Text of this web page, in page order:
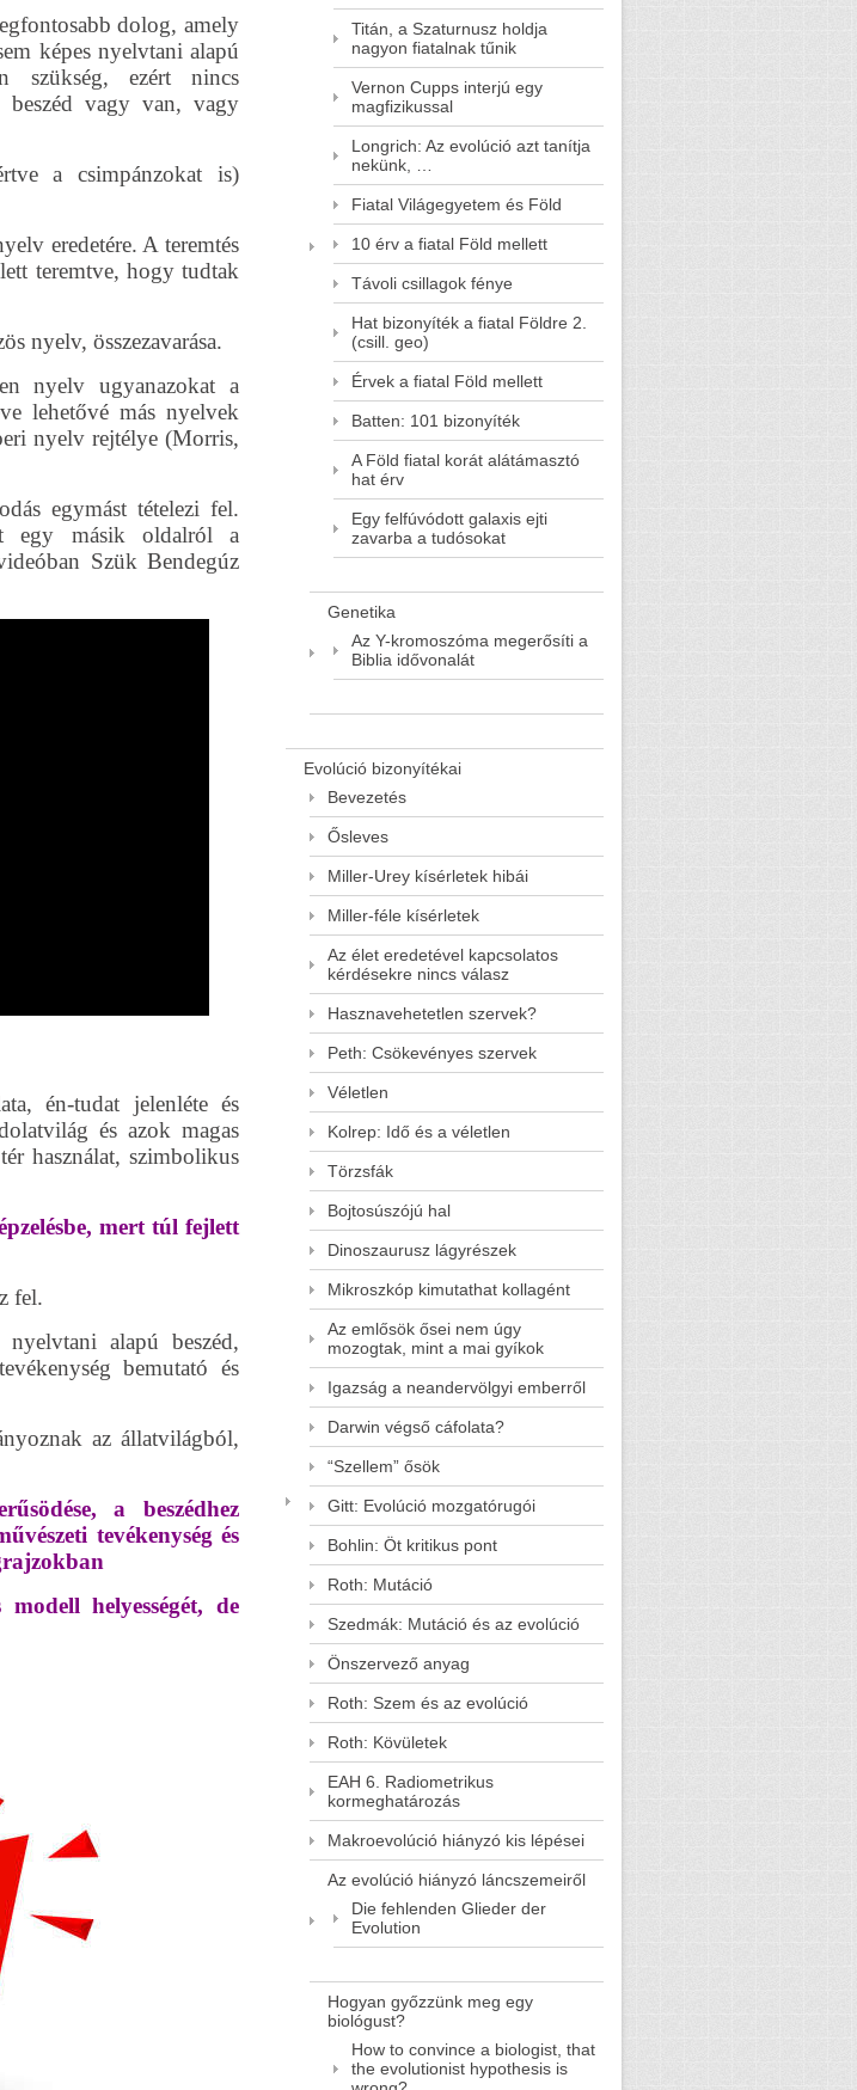
dolog, amely
képes nyelvtani alapú
szükség, ezért nincs
beszéd vagy van, vagy
a csimpánzokat is)
eredetére. A teremtés
teremtve, hogy tudtak
nyelv, összezavarása.
nyelv ugyanazokat a
lehetővé más nyelvek
nyelv rejtélye (Morris,
egymást tételezi fel.
egy másik oldalról a
Szük Bendegúz
én-tudat jelenléte és
és azok magas
használat, szimbolikus
mert túl fejlett
fel.
alapú beszéd,
bemutató és
az állatvilágból,
a beszédhez
tevékenység és
helyességét, de
Titán, a Szaturnusz holdja
nagyon fiatalnak tűnik
Vernon Cupps interjú egy
magfizikussal
Longrich: Az evolúció azt tanítja
nekünk, …
Fiatal Világegyetem és Föld
10 érv a fiatal Föld mellett
Távoli csillagok fénye
Hat bizonyíték a fiatal Földre 2.
(csill. geo)
Érvek a fiatal Föld mellett
Batten: 101 bizonyíték
A Föld fiatal korát alátámasztó
hat érv
Egy felfúvódott galaxis ejti
zavarba a tudósokat
Genetika
Az Y-kromoszóma megerősíti a
Biblia idővonalát
Evolúció bizonyítékai
Bevezetés
Ősleves
Miller-Urey kísérletek hibái
Miller-féle kísérletek
Az élet eredetével kapcsolatos
kérdésekre nincs válasz
Hasznavehetetlen szervek?
Peth: Csökevényes szervek
Véletlen
Kolrep: Idő és a véletlen
Törzsfák
Bojtosúszójú hal
Dinoszaurusz lágyrészek
Mikroszkóp kimutathat kollagént
Az emlősök ősei nem úgy
mozogtak, mint a mai gyíkok
Igazság a neandervölgyi emberről
Darwin végső cáfolata?
“Szellem” ősök
Gitt: Evolúció mozgatórugói
Bohlin: Öt kritikus pont
Roth: Mutáció
Szedmák: Mutáció és az evolúció
Önszervező anyag
Roth: Szem és az evolúció
Roth: Kövületek
EAH 6. Radiometrikus
kormeghatározás
Makroevolúció hiányzó kis lépései
Az evolúció hiányzó láncszemeiről
Die fehlenden Glieder der
Evolution
Hogyan győzzünk meg egy
biológust?
How to convince a biologist, that
the evolutionist hypothesis is